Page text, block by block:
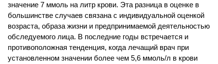
значение 7 ммоль на литр крови. Эта разница в оценке в
большинстве случаев связана с индивидуальной оценкой
возраста, образа жизни и предпринимаемой деятельностью
обследуемого лица. В последние годы встречается и
противоположная тенденция, когда лечащий врач при
установленном значении более чем 5,6 ммоль/л в крови